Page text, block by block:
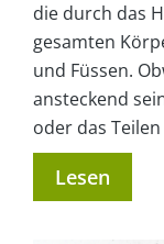
die durch das
gesamten
und Füssen.
ansteckend
oder das
Lesen